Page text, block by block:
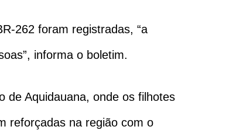
262 foram registradas, “a
informa o boletim.
de Aquidauana, onde os filhotes
reforçadas na região com o